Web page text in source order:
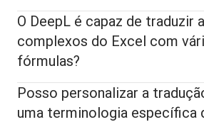
O DeepL é capaz de traduzir
complexos do Excel com
fórmulas?
Posso personalizar a
uma terminologia específica